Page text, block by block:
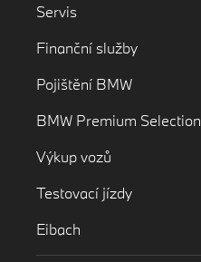
Servis
Finanční služby
Pojištění BMW
BMW Premium Selection
Výkup vozů
Testovací jízdy
Eibach